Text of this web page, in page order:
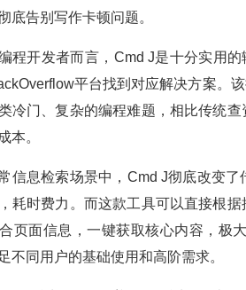
底告别写作卡顿问题。
程开发者而言，Cmd J是十分实用
平台找到对应解决方案。
冷门、复杂的编程难题，相比传统
本。
信息检索场景中，Cmd J彻底改变
耗时费力。而这款工具可以直接根
页面信息，一键获取核心内容，极
不同用户的基础使用和高阶需求。